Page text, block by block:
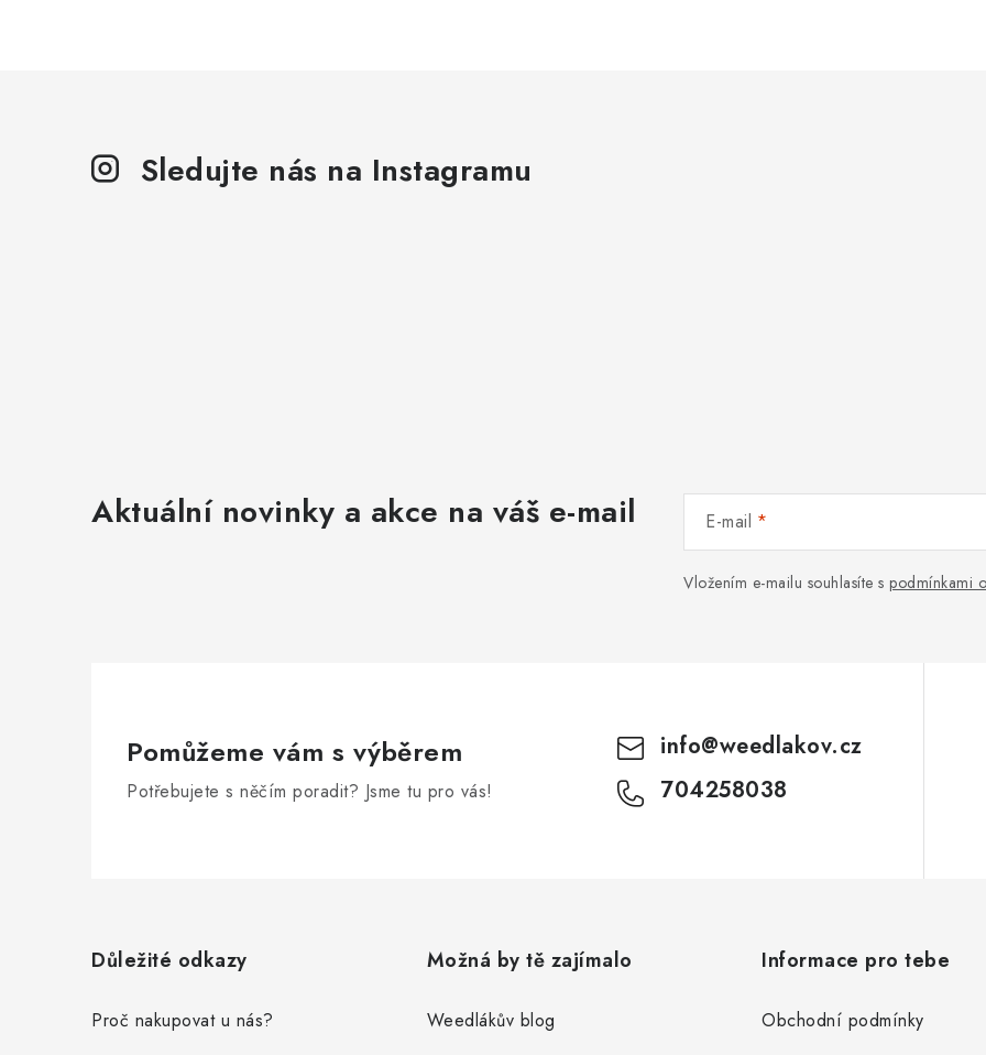
Sledujte nás na Instagramu
Aktuální novinky a akce na váš e-mail E-mail
Vložením e-mailu souhlasíte s podmínkami
Pomůžeme vám s výběrem
Potřebujete s něčím poradit? Jsme tu pro vás!
info@weedlakov.cz
704258038
Důležité odkazy
Proč nakupovat u nás?
Možná by tě zajímalo
Weedlákův blog
Informace pro tebe
Obchodní podmínky